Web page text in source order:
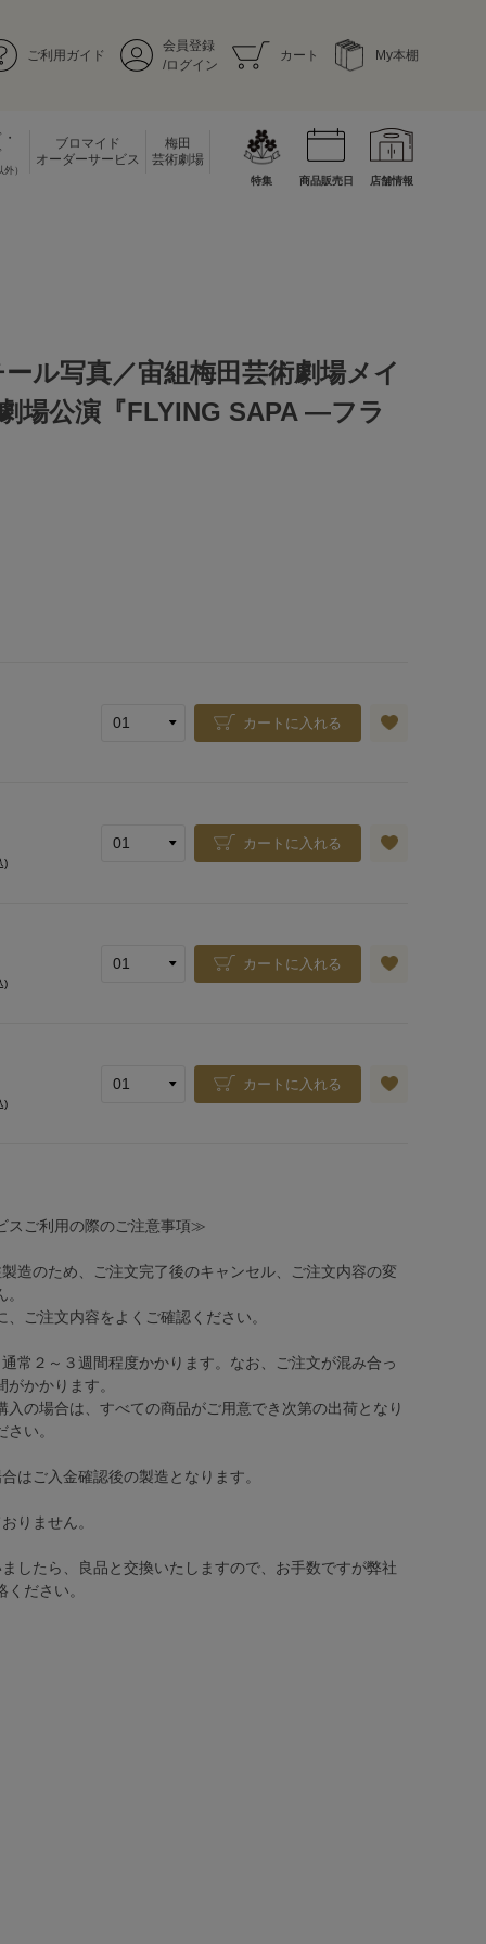
ご利用ガイド
会員登録
/ログイン
カート My本棚
）
ブロマイド
オーダーサービス
梅田
芸術劇場
特集 商品販売日 店舗情報
ル写真／宙組梅田芸術劇場メイ
場公演『FLYING SAPA ―フラ
カートに入れる
)
カートに入れる
)
カートに入れる
)
カートに入れる
スご利用の際のご注意事項≫
造のため、ご注文完了後のキャンセル、ご注文内容の変
ご注文内容をよくご確認ください。
常２～３週間程度かかります。なお、ご注文が混み合っ
かかります。
入の場合は、すべての商品がご用意でき次第の出荷となり
い。
はご入金確認後の製造となります。
りません。
したら、良品と交換いたしますので、お手数ですが弊社
ださい。